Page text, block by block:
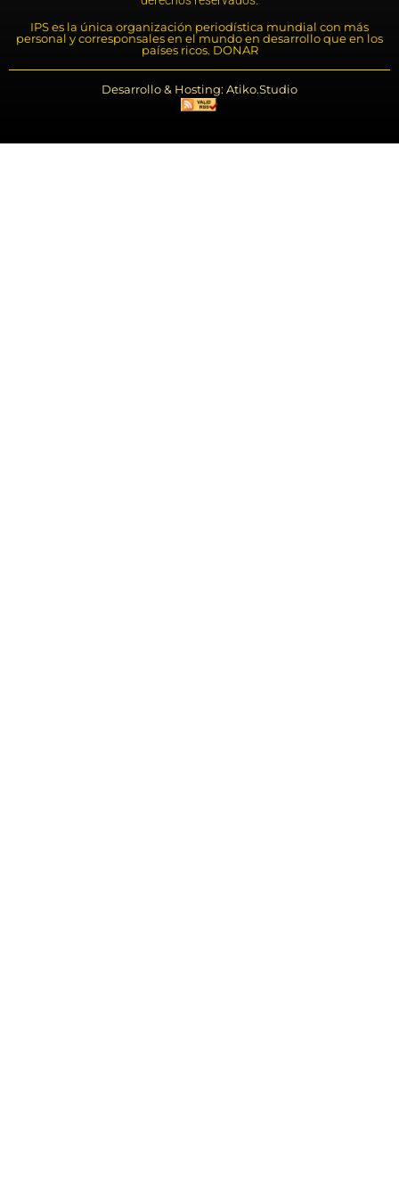
IPS es la única organización periodística mundial con más
personal y corresponsales en el mundo en desarrollo que en los
países ricos. DONAR
Desarrollo & Hosting: Atiko.Studio